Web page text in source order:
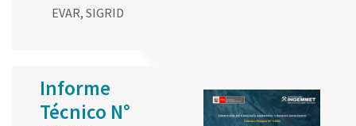
EVAR, SIGRID
Informe
Técnico N°